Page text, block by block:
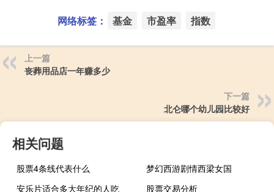
网络标签： 基金 市盈率 指数
上一篇
丧葬用品店一年赚多少
下一篇
北仑哪个幼儿园比较好
相关问题
股票4条线代表什么
梦幻西游剧情西梁女国
安乐片适合多大年纪的人吃
股票交易分析